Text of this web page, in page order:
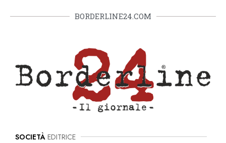
BORDERLINE24.COM
SOCIETÀ EDITRICE